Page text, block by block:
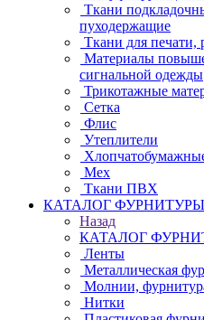
Ткани
пуходержащие
Ткани для печати,
Материалы
сигнальной одежды
Трикотажные
Сетка
Флис
Утеплители
Мех
Ткани ПВХ
КАТАЛОГ ФУРНИТУРЫ
Назад
КАТАЛОГ
Ленты
Металлическая
Молнии,
Нитки